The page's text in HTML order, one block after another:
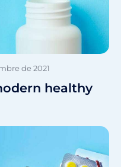
de 2021
healthy